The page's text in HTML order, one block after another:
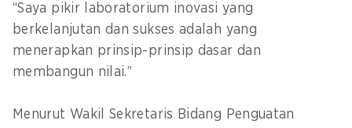
“Saya pikir laboratorium inovasi yang
berkelanjutan dan sukses adalah yang
menerapkan prinsip-prinsip dasar dan
membangun nilai.”
Menurut Wakil Sekretaris Bidang Penguatan